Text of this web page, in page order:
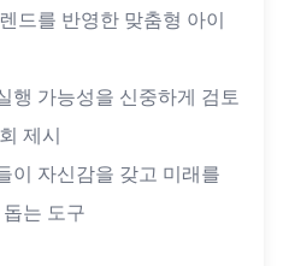
드를 반영한 맞춤형 아이
행 가능성을 신중하게 검토
제시
이 자신감을 갖고 미래를
는 도구